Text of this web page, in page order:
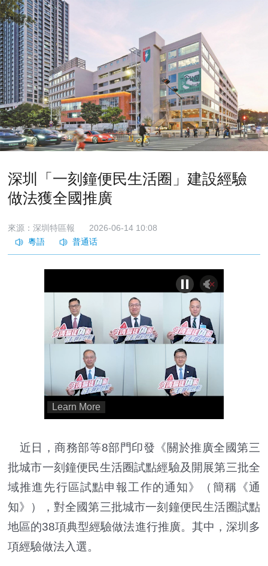
深圳「一刻鐘便民生活圈」建設經驗
做法獲全國推廣
來源：深圳特區報 2026-06-14 10:08
近日，商務部等8部門印發《關於推廣全國第三
批城市一刻鐘便民生活圈試點經驗及開展第三批全
域推進先行區試點申報工作的通知》（簡稱《通
知》），對全國第三批城市一刻鐘便民生活圈試點
地區的38項典型經驗做法進行推廣。其中，深圳多
項經驗做法入選。